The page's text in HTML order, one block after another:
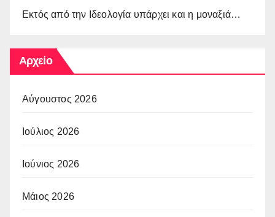
Εκτός από την Ιδεολογία υπάρχει και η μοναξιά…
Αρχείο
Αύγουστος 2026
Ιούλιος 2026
Ιούνιος 2026
Μάιος 2026